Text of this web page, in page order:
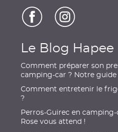
Le Blog Hapee
Comment préparer son
camping-car ? Notre
Comment entretenir le
?
Perros-Guirec en
Rose vous attend !